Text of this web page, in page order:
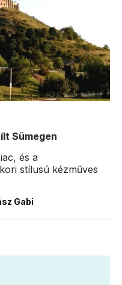
Sümegen
és a
stílusú kézműves
Gabi